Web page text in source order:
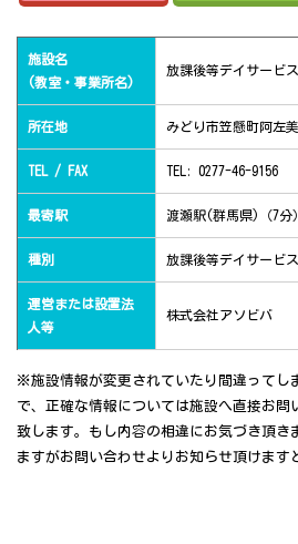
施設名
(教室・事業所名)
放課後等デイサービ
所在地 みどり市笠懸町阿左
TEL / FAX TEL: 0277-46-9156
最寄駅 渡瀬駅(群馬県)（7分
種別 放課後等デイサービス
運営または設置法
人等
株式会社アソビバ
※施設情報が変更されていたり間違ってし
で、正確な情報については施設へ直接お問
致します。もし内容の相違にお気づき頂き
ますがお問い合わせよりお知らせ頂けます